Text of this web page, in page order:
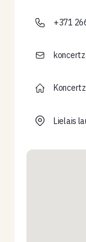
+371
Lielais